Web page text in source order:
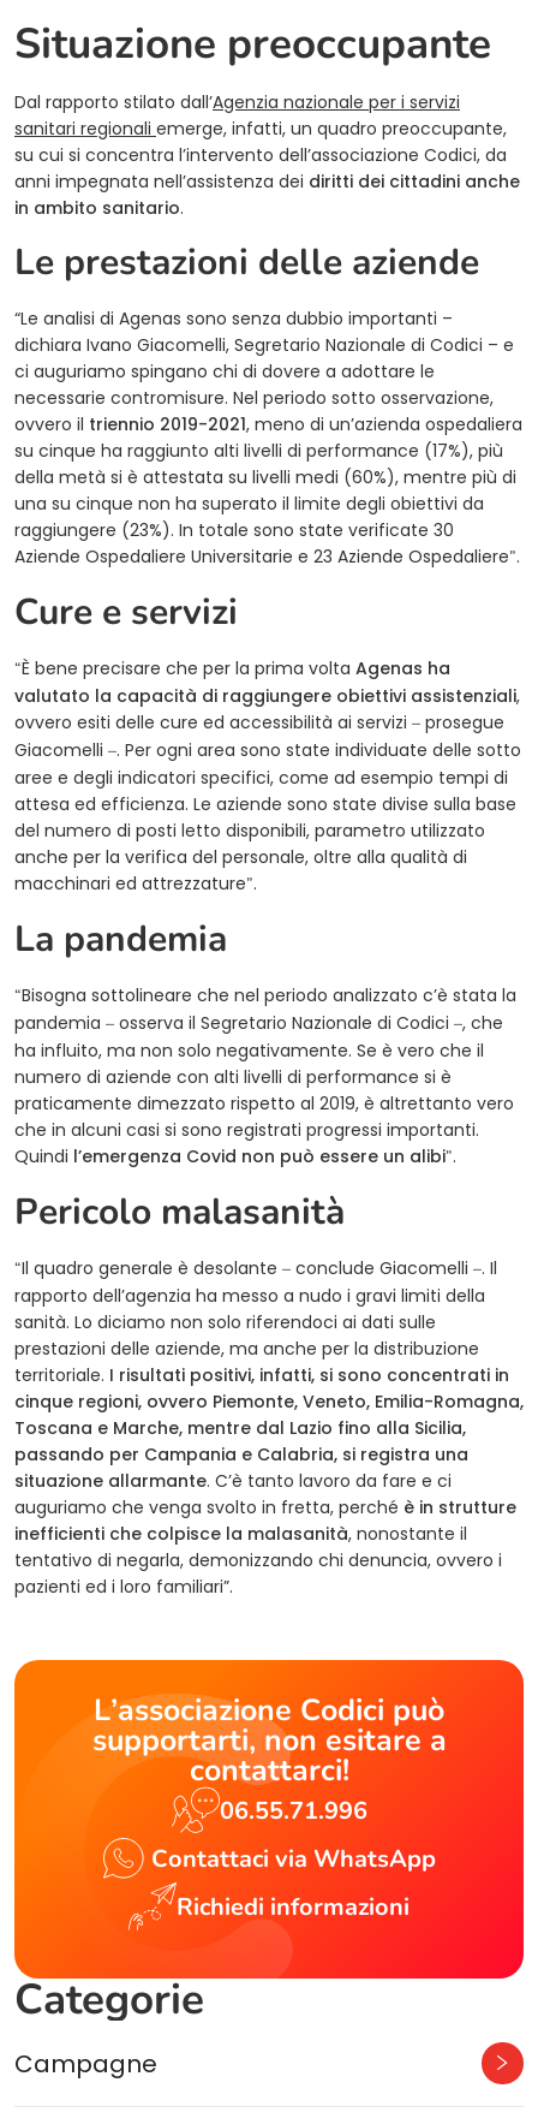
Situazione preoccupante
Dal rapporto stilato dall’Agenzia nazionale per i servizi
sanitari regionali (opens in a new tab)
emerge, infatti, un quadro preoccupante,
su cui si concentra l’intervento dell’associazione Codici, da
anni impegnata nell’assistenza dei diritti dei cittadini anche
in ambito sanitario.
Le prestazioni delle aziende
“Le analisi di Agenas sono senza dubbio importanti –
dichiara Ivano Giacomelli, Segretario Nazionale di Codici – e
ci auguriamo spingano chi di dovere a adottare le
necessarie contromisure. Nel periodo sotto osservazione,
ovvero il triennio 2019-2021, meno di un’azienda ospedaliera
su cinque ha raggiunto alti livelli di performance (17%), più
della metà si è attestata su livelli medi (60%), mentre più di
una su cinque non ha superato il limite degli obiettivi da
raggiungere (23%). In totale sono state verificate 30
Aziende Ospedaliere Universitarie e 23 Aziende Ospedaliere”.
Cure e servizi
“È bene precisare che per la prima volta Agenas ha
valutato la capacità di raggiungere obiettivi assistenziali,
ovvero esiti delle cure ed accessibilità ai servizi – prosegue
Giacomelli –. Per ogni area sono state individuate delle sotto
aree e degli indicatori specifici, come ad esempio tempi di
attesa ed efficienza. Le aziende sono state divise sulla base
del numero di posti letto disponibili, parametro utilizzato
anche per la verifica del personale, oltre alla qualità di
macchinari ed attrezzature”.
La pandemia
“Bisogna sottolineare che nel periodo analizzato c’è stata la
pandemia – osserva il Segretario Nazionale di Codici –, che
ha influito, ma non solo negativamente. Se è vero che il
numero di aziende con alti livelli di performance si è
praticamente dimezzato rispetto al 2019, è altrettanto vero
che in alcuni casi si sono registrati progressi importanti.
Quindi l’emergenza Covid non può essere un alibi”.
Pericolo malasanità
“Il quadro generale è desolante – conclude Giacomelli –. Il
rapporto dell’agenzia ha messo a nudo i gravi limiti della
sanità. Lo diciamo non solo riferendoci ai dati sulle
prestazioni delle aziende, ma anche per la distribuzione
territoriale. I risultati positivi, infatti, si sono concentrati in
cinque regioni, ovvero Piemonte, Veneto, Emilia-Romagna,
Toscana e Marche, mentre dal Lazio fino alla Sicilia,
passando per Campania e Calabria, si registra una
situazione allarmante. C’è tanto lavoro da fare e ci
auguriamo che venga svolto in fretta, perché è in strutture
inefficienti che colpisce la malasanità, nonostante il
tentativo di negarla, demonizzando chi denuncia, ovvero i
pazienti ed i loro familiari”.
L’associazione Codici può
supportarti, non esitare a
contattarci!
06.55.71.996
Contattaci via WhatsApp
Richiedi informazioni
Categorie
Campagne